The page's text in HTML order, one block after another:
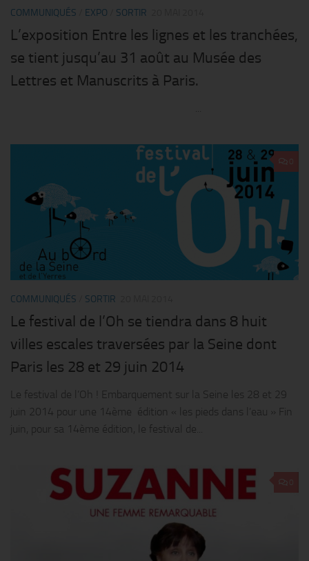
COMMUNIQUÉS EXPO SORTIR
L’exposition Entre les lignes et les tranchées,
se tient jusqu’au 31 août au Musée des
Lettres et Manuscrits à Paris.
...
COMMUNIQUÉS SORTIR
Le festival de l’Oh se tiendra dans 8 huit
villes escales traversées par la Seine dont
Paris les 28 et 29 juin 2014
Le festival de l’Oh ! Embarquement sur la Seine les 28 et 29
juin 2014 pour une 14ème édition « les pieds dans l’eau » Fin
juin, pour sa 14ème édition, le festival de...